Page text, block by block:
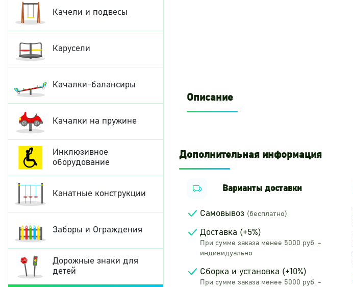
Качели и подвесы
Карусели
Качалки-балансиры
Качалки на пружине
Инклюзивное
оборудование
Канатные конструкции
Заборы и Ограждения
Дорожные знаки для
детей
Описание
Дополнительная информация
Варианты доставки
Самовывоз (бесплатно)
Доставка (+5%)
При сумме заказа менее 5000 руб. -
индивидуально
Сборка и установка (+10%)
При сумме заказа менее 5000 руб. -